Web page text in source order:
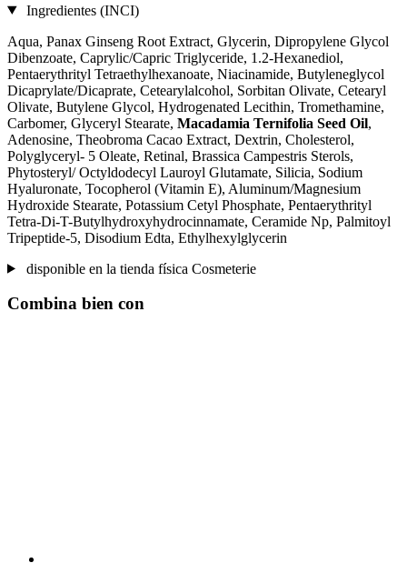
Ingredientes (INCI)
Aqua, Panax Ginseng Root Extract, Glycerin, Dipropylene Glycol
Dibenzoate, Caprylic/Capric Triglyceride, 1.2-Hexanediol,
Pentaerythrityl Tetraethylhexanoate, Niacinamide, Butyleneglycol
Dicaprylate/Dicaprate, Cetearylalcohol, Sorbitan Olivate, Cetearyl
Olivate, Butylene Glycol, Hydrogenated Lecithin, Tromethamine,
Carbomer, Glyceryl Stearate, Macadamia Ternifolia Seed Oil,
Adenosine, Theobroma Cacao Extract, Dextrin, Cholesterol,
Polyglyceryl- 5 Oleate, Retinal, Brassica Campestris Sterols,
Phytosteryl/ Octyldodecyl Lauroyl Glutamate, Silicia, Sodium
Hyaluronate, Tocopherol (Vitamin E), Aluminum/Magnesium
Hydroxide Stearate, Potassium Cetyl Phosphate, Pentaerythrityl
Tetra-Di-T-Butylhydroxyhydrocinnamate, Ceramide Np, Palmitoyl
Tripeptide-5, Disodium Edta, Ethylhexylglycerin
disponible en la tienda física Cosmeterie
Combina bien con